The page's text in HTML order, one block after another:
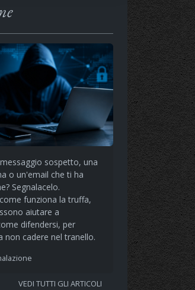
sospetto, una
o un'email che ti ha
Segnalacelo.
funziona la truffa,
aiutare a
difendersi, per
non cadere nel tranello.
VEDI TUTTI GLI ARTICOLI